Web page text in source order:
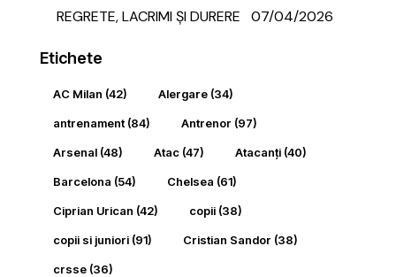
REGRETE, LACRIMI ȘI DURERE
07/04/2026
Etichete
AC Milan (42) Alergare (34)
antrenament(84) Antrenor (97)
Arsenal (48) Atac (47) Atacanți (40)
Barcelona (54) Chelsea (61)
Ciprian Urican (42) copii (38)
copii si juniori (91) Cristian Sandor (38)
crsse (36)